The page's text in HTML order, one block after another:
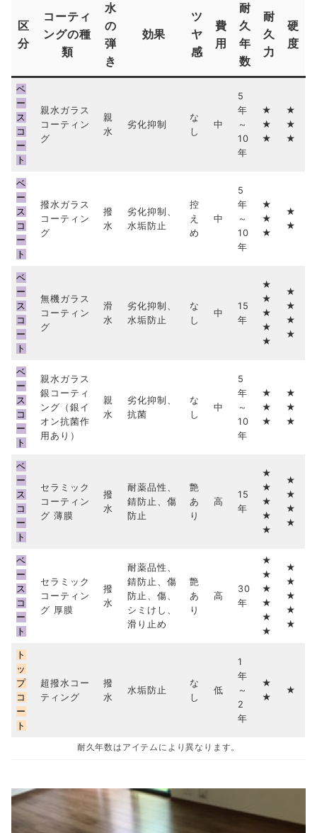
区
分
コーティ
ングの種
類
水
の
弾
き
効果
ツ
ヤ
感
費
用
耐
久
年
数
耐
久
力
硬
度
ベ
ー
ス
コ
ー
ト
親水ガラス
コーティン
グ
親
水
劣化抑制
な
し
中
5
年
～
10
年
★
★
★
★
★
★
ベ
ー
ス
コ
ー
ト
撥水ガラス
コーティン
グ
撥
水
劣化抑制、
水垢防止
控
え
め
中
5
年
～
10
年
★
★
★
★
★
ベ
ー
ス
コ
ー
ト
無機ガラス
コーティン
グ
滑
水
劣化抑制、
水垢防止
な
し
中
15
年
★
★
★
★
★
★
★
★
★
ベ
ー
ス
コ
ー
ト
親水ガラス
銀コーティ
ング（銀イ
オン抗菌作
用あり）
親
水
劣化抑制、
抗菌
な
し
中
5
年
～
10
年
★
★
★
★
★
★
ベ
ー
ス
コ
ー
ト
セラミック
コーティン
グ 薄膜
撥
水
耐薬品性、
錆防止、傷
防止
艶
あ
り
高
15
年
★
★
★
★
★
★
★
★
★
ベ
ー
ス
コ
ー
ト
セラミック
コーティン
グ 厚膜
撥
水
耐薬品性、
錆防止、傷
防止、傷、
シミけし、
滑り止め
艶
あ
り
高
30
年
★
★
★
★
★
★
★
★
★
★
★
ト
ッ
プ
コ
ー
ト
超撥水コー
ティング
撥
水
水垢防止
な
し
低
1
年
～
2
年
★
★
★
耐久年数はアイテムにより異なります。